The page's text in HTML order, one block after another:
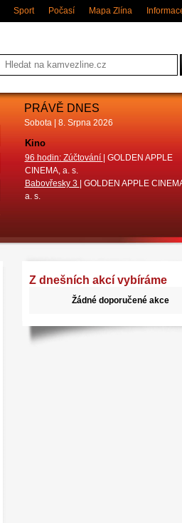
Mapa Zlína
Počasí
Sport
PRÁVĚ DNES
Sobota | 8. Srpna 2026
Kino
96 hodin: Zúčtování
| GOLDEN APPLE
CINEMA, a. s.
Babovřesky 3
| GOLDEN APPLE
a. s.
Z dnešních akcí vybíráme
Žádné doporučené akce